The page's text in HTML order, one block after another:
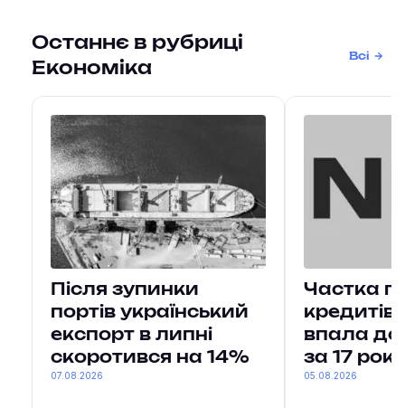
Останнє в рубриці
Економіка
Всі
Після зупинки
портів український
експорт в липні
скоротився на 14%
07.08.2026
Частка
кредитів
впала до
за 17
05.08.2026